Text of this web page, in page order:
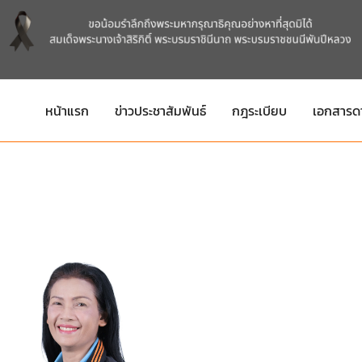
หน้าแรก ข่าวประชาสัมพันธ์ กฎระเบียบ เอกสาร